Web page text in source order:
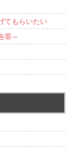
てもらいたい
罪～